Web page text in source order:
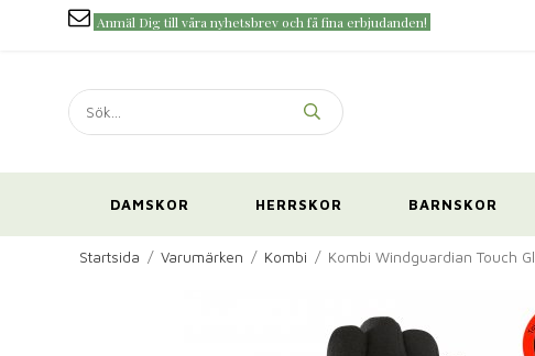
Anmäl Dig till våra nyhetsbrev och få fina erbjudanden!
DAMSKOR HERRSKOR BARNSKOR
Startsida / Varumärken / Kombi / Kombi Windguardian Touch